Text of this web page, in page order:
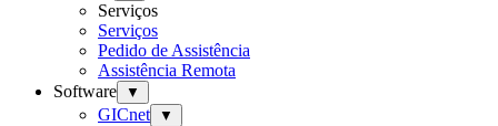
Serviços
Serviços
Pedido de Assistência
Assistência Remota
Software
▼
GICnet ▼